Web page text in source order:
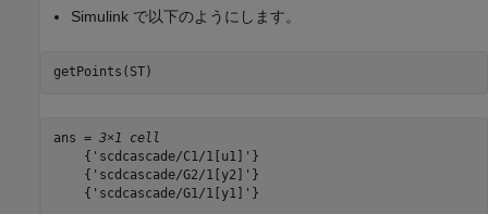
Simulink で以下のようにします。
getPoints(ST)
ans = 3×1 cell
    {'scdcascade/C1/1[u1]'}
    {'scdcascade/G2/1[y2]'}
    {'scdcascade/G1/1[y1]'}